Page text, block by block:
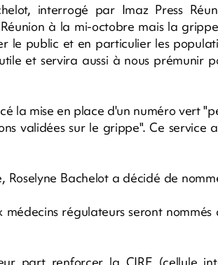
interrogé par Imaz Press
à la mi-octobre mais la
public et en particulier les
et servira aussi à nous prémunir
la mise en place d'un numéro vert
validées sur le grippe". Ce service
Roselyne Bachelot a décidé de
régulateurs seront nommés
part renforcer la CIRE (cellule